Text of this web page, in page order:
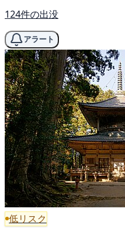
124件の出没
アラート
低リスク